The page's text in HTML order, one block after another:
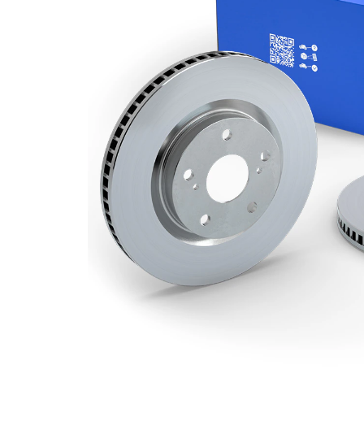
18 mm
pistoane
Diametru
exterior
246 mm
Numar
gauri
4
Diametru
de centrare
60 mm
Asezare
gauri Ø
100 mm
Suprafata
acoperit
protector)